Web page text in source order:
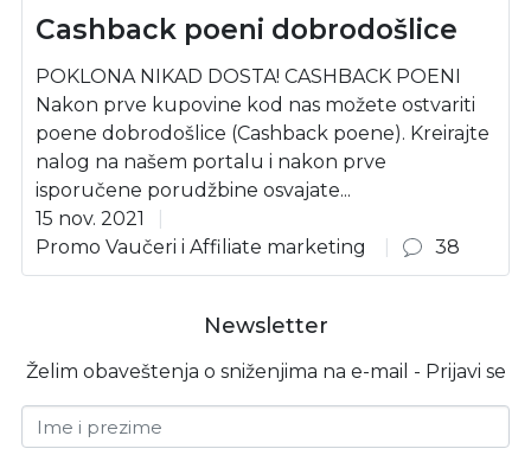
Cashback poeni dobrodošlice
POKLONA NIKAD DOSTA! CASHBACK POENI
Nakon prve kupovine kod nas možete ostvariti
poene dobrodošlice (Cashback poene). Kreirajte
nalog na našem portalu i nakon prve
isporučene porudžbine osvajate...
15 nov. 2021
Promo Vaučeri i Affiliate marketing
38
Newsletter
Želim obaveštenja o sniženjima na e-mail - Prijavi se
Ime i prezime